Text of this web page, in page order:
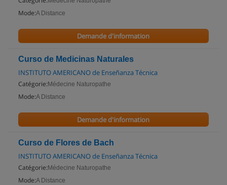
Mode:A Distance
Demande d'information
Curso de Medicinas Naturales
INSTITUTO AMERICANO de Enseñanza Técnica
Catégorie: Médecine Naturopathe
Mode:A Distance
Demande d'information
Curso de Flores de Bach
INSTITUTO AMERICANO de Enseñanza Técnica
Catégorie: Médecine Naturopathe
Mode:A Distance